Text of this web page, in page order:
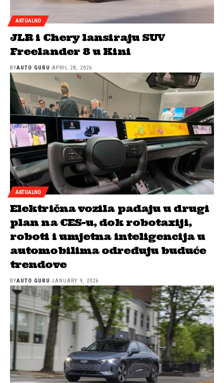
AKTUALNO
JLR i Chery lansiraju SUV
Freelander 8 u Kini
BYAUTO GURU APRIL 28, 2026
AKTUALNO
Električna vozila padaju u drugi
plan na CES-u, dok robotaxiji,
roboti i umjetna inteligencija u
automobilima određuju buduće
trendove
BYAUTO GURU JANUARY 9, 2026